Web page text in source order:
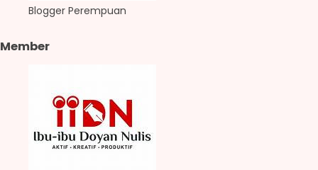
Blogger Perempuan
Member